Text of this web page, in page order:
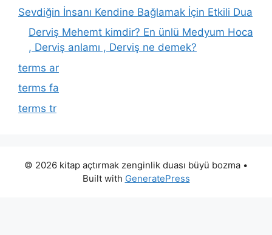
Sevdiğin İnsanı Kendine Bağlamak İçin Etkili Dua
Derviş Mehemt kimdir? En ünlü Medyum Hoca
, Derviş anlamı , Derviş ne demek?
terms ar
terms fa
terms tr
© 2026 kitap açtırmak zenginlik duası büyü bozma •
Built with GeneratePress